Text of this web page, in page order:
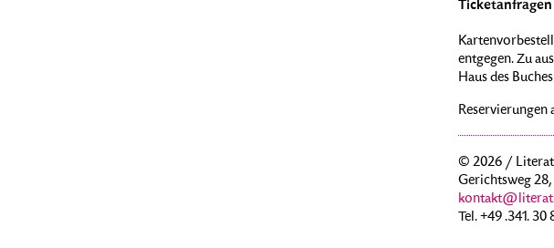
Ticketanfragen
entgegen. Zu
Haus des
Reservierungen
© 2026 /
Gerichtsweg
Tel. +49 .341. 30